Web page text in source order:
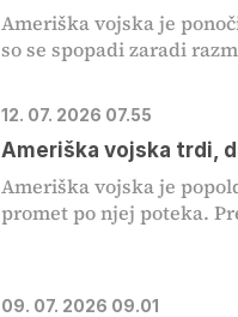
Ameriška vojska je
so se spopadi zaradi
12. 07. 2026 07.55
Ameriška vojska trdi,
Ameriška vojska je
promet po njej poteka.
09. 07. 2026 09.01